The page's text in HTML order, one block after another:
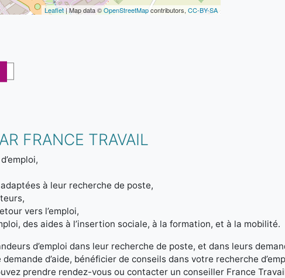
Leaflet| Map data ©OpenStreetMapcontributors, CC-BY-SA
FRANCE TRAVAIL
à leur recherche de poste,
vers l’emploi,
des aides à l’insertion sociale, à la formation, et à la mobilité.
d’emploi dans leur recherche de poste, et dans leurs
d’aide, bénéficier de conseils dans votre recherche
prendre rendez-vous ou contacter un conseiller France